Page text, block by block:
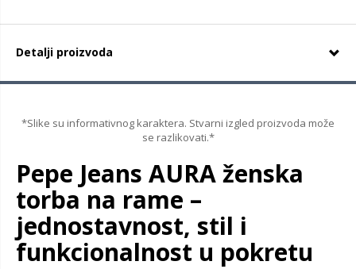
Detalji proizvoda
*Slike su informativnog karaktera. Stvarni izgled proizvoda može
se razlikovati.*
Pepe Jeans AURA ženska
torba na rame –
jednostavnost, stil i
funkcionalnost u pokretu